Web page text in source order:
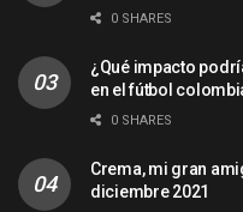
0 SHARES
¿Qué impacto
en el fútbol
0 SHARES
Crema, mi gran
diciembre 2021